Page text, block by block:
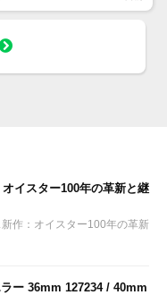
イスター100年の革新と継
新作：オイスター100年の革新
ー 36mm 127234 / 40mm